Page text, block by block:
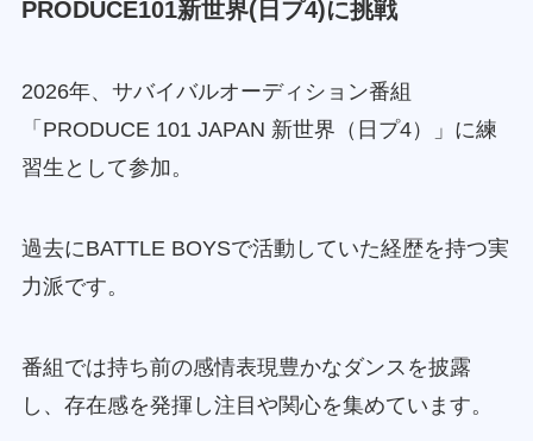
PRODUCE101新世界(日プ4)に挑戦
2026年、サバイバルオーディション番組
「PRODUCE 101 JAPAN 新世界（日プ4）」に練
習生として参加。
過去にBATTLE BOYSで活動していた経歴を持つ実
力派です。
番組では持ち前の感情表現豊かなダンスを披露
し、存在感を発揮し注目や関心を集めています。